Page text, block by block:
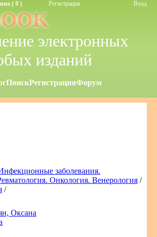
( 0 ) Регистрация Вход
электронных
изданий
ПоискРегистрацияФорум
заболевания.
Онкология. Венерология /
/
Оксана